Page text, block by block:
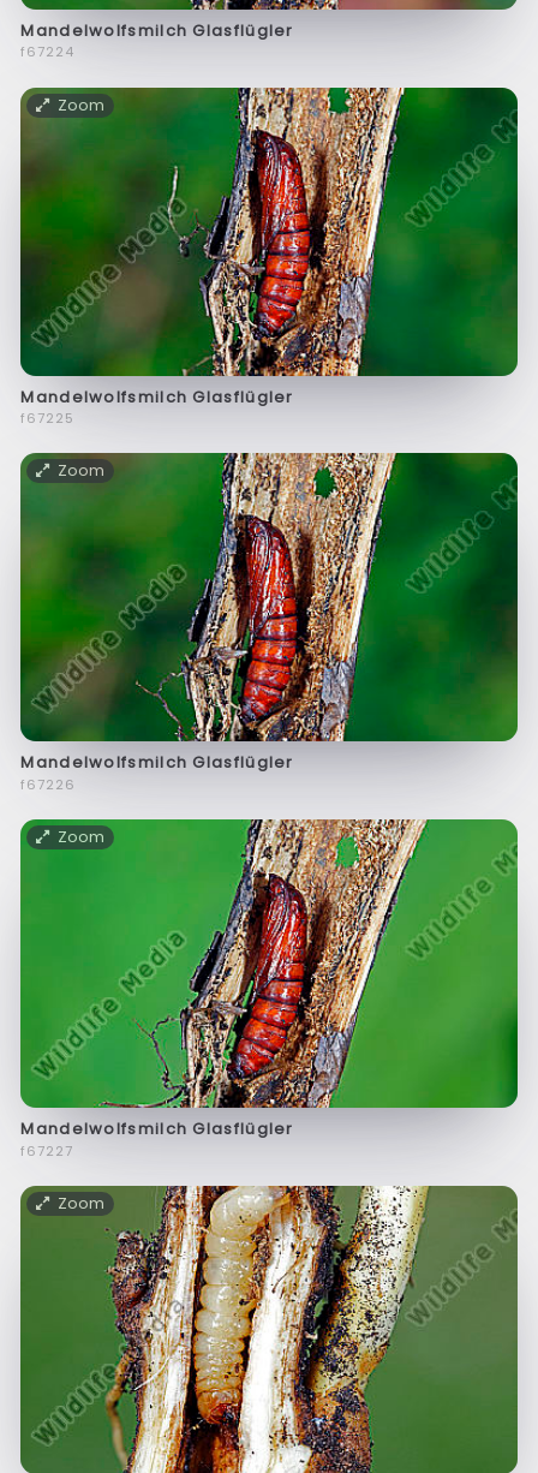
Mandelwolfsmilch Glasflügler
f67224
Zoom
Mandelwolfsmilch Glasflügler
f67225
Zoom
Mandelwolfsmilch Glasflügler
f67226
Zoom
Mandelwolfsmilch Glasflügler
f67227
Zoom